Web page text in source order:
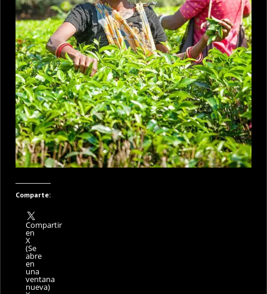
Comparte:
Compartir
en
X
(Se
abre
en
una
ventana
nueva)